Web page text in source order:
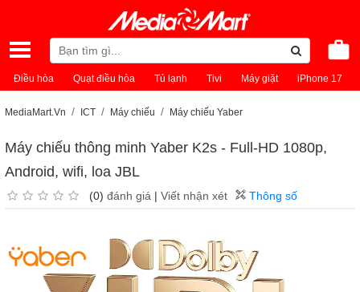
Điều hòa Quạt điều hòa Tủ lạnh Tivi Máy giặt iPhone 17
MediaMart.Vn ICT Máy chiếu Máy chiếu Yaber
Máy chiếu thông minh Yaber K2s - Full-HD 1080p,
Android, wifi, loa JBL
(0) đánh giá | Viết nhận xét Thông số